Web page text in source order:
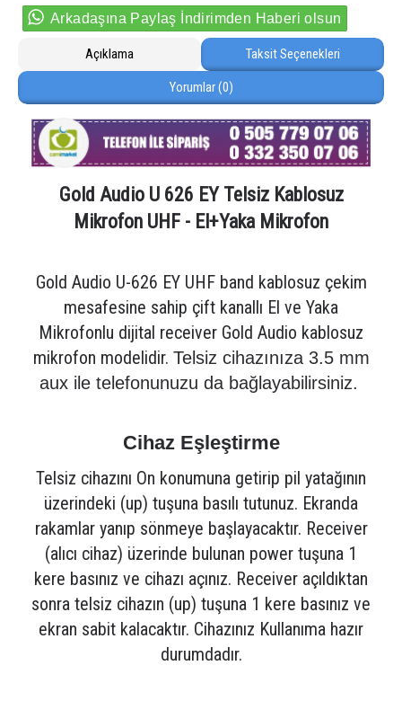
Arkadaşına Paylaş İndirimden Haberi olsun
Açıklama Taksit Seçenekleri
Yorumlar (0)
Gold Audio U 626 EY Telsiz Kablosuz
Mikrofon UHF - El+Yaka Mikrofon
Gold Audio U-626 EY UHF band kablosuz çekim
mesafesine sahip çift kanallı El ve Yaka
Mikrofonlu dijital receiver Gold Audio kablosuz
mikrofon modelidir. Telsiz cihazınıza 3.5 mm
aux ile telefonunuzu da bağlayabilirsiniz.
Cihaz Eşleştirme
Telsiz cihazını On konumuna getirip pil yatağının
üzerindeki (up) tuşuna basılı tutunuz. Ekranda
rakamlar yanıp sönmeye başlayacaktır. Receiver
(alıcı cihaz) üzerinde bulunan power tuşuna 1
kere basınız ve cihazı açınız. Receiver açıldıktan
sonra telsiz cihazın (up) tuşuna 1 kere basınız ve
ekran sabit kalacaktır. Cihazınız Kullanıma hazır
durumdadır.